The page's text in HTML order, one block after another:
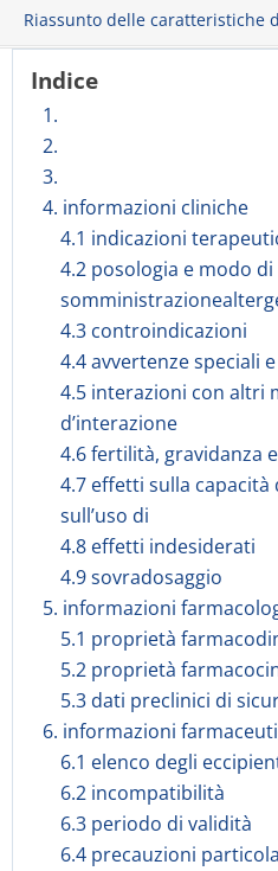
Riassunto delle caratteristiche
Indice
1.
2.
3.
4. informazioni cliniche
4.1 indicazioni
4.2 posologia e modo di
4.3 controindicazioni
4.4 avvertenze speciali
4.5 interazioni con altri
d’interazione
4.6 fertilità, gravidanza
4.7 effetti sulla capacità
sull’uso di
4.8 effetti indesiderati
4.9 sovradosaggio
5. informazioni
5.1 proprietà
5.2 proprietà
5.3 dati preclinici di
6. informazioni
6.1 elenco degli
6.2 incompatibilità
6.3 periodo di validità
6.4 precauzioni